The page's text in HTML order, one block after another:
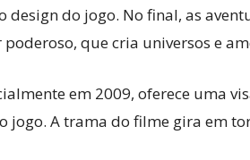
do jogo. No final, as
que cria universos e
em 2009, oferece uma
jogo. A trama do filme gira em